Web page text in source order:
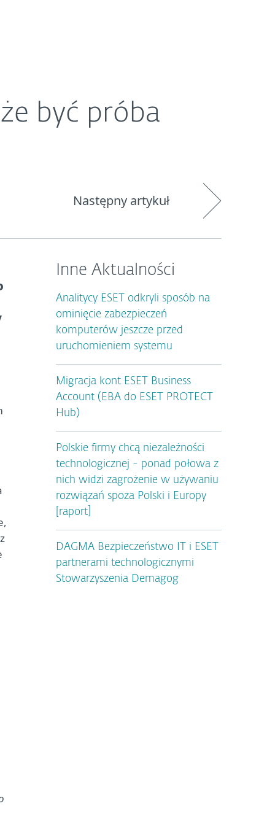
być próba
Następny artykuł
Inne Aktualności
Analitycy ESET odkryli sposób na
ominięcie zabezpieczeń
komputerów jeszcze przed
uruchomieniem systemu
Migracja kont ESET Business
Account (EBA do ESET PROTECT
Hub)
Polskie firmy chcą niezależności
technologicznej - ponad połowa z
nich widzi zagrożenie w używaniu
rozwiązań spoza Polski i Europy
[raport]
DAGMA Bezpieczeństwo IT i ESET
partnerami technologicznymi
Stowarzyszenia Demagog